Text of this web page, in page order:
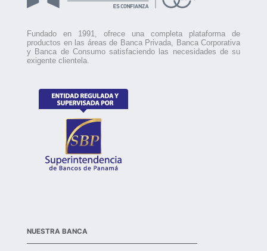
Fundado en 1991, ofrece una completa plataforma de
productos en las áreas de Banca Privada, Banca Corporativa
y Banca de Consumo satisfaciendo las necesidades de su
exigente clientela.
NUESTRA BANCA